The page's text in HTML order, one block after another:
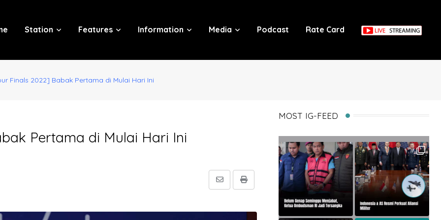
Station Features Information Media Podcast Rate Card
Finals 2022] Babak Pertama di Mulai Hari Ini
Pertama di Mulai Hari Ini
Print
Share
MOST IG-FEED